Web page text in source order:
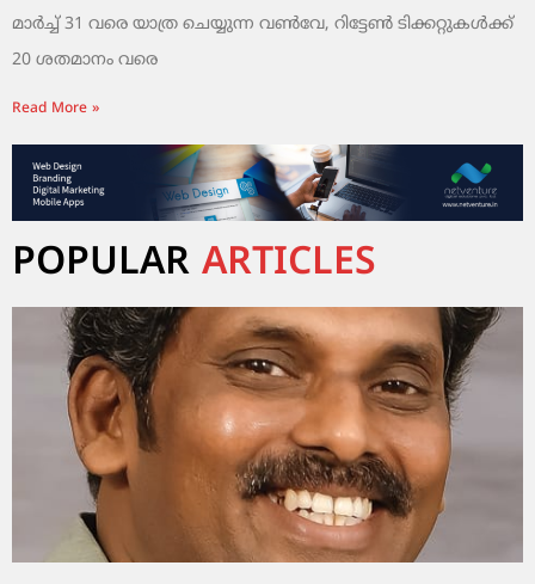
മാർച്ച് 31 വരെ യാത്ര ചെയ്യുന്ന വൺവേ, റിട്ടേൺ ടിക്കറ്റുകൾക്ക്
20 ശതമാനം വരെ
Read More »
POPULAR ARTICLES